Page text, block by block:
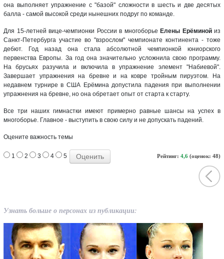
она выполняет упражнение с "базой" сложности в шесть и две десятых
балла - самой высокой среди нынешних подруг по команде.
Для 15-летней вице-чемпионки России в многоборье Елены Ерёминойиз
Санкт-Петербурга участие во "взрослом" чемпионате континента - тоже
дебют. Год назад она стала абсолютной чемпионкой юниорского
первенства Европы. За год она значительно усложнила свою программу.
На брусьях разучила и включила в упражнение элемент "Набиевой".
Завершает упражнения на бревне и на ковре тройным пируэтом. На
недавнем турнире в США Ерёмина допустила падения при выполнении
упражнения на бревне, но она обретает опыт от старта к старту.
Все три наших гимнастки имеют примерно равные шансы на успех в
многоборье. Главное - выступить в свою силу и не допускать падений.
Оцените важность темы
Рейтинг: 4,6 (оценок: 48)
1 2 3 4 5
Узнать больше о персонах из публикации: